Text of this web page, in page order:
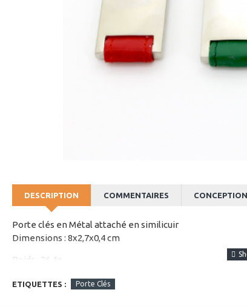
DESCRIPTION COMMENTAIRES
Porte clés en Métal attaché en similicuir
Dimensions : 8x2,7x0,4 cm
Poids : 26,4g
Couleurs Disponibles : Bleu, Rouge, Vert
ETIQUETTES : Porte Clés